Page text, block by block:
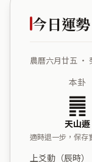
今日運勢
農曆六月廿五 ・
本卦
䷠
天山遯
適時退一步，保存
上爻動（辰時）